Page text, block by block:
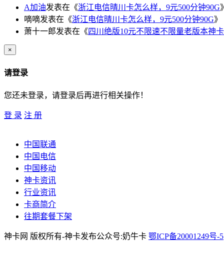
A加油发表在《浙江电信晴川卡怎么样，9元500分钟90G
嘀嘀发表在《浙江电信晴川卡怎么样，9元500分钟90G》
萧十一郎发表在《四川绝版10元不限速不限量老版本神
×
请登录
您还未登录，请登录后再进行相关操作！
登 录 注 册
中国联通
中国电信
中国移动
神卡资讯
行业资讯
卡商简介
往期套餐下架
神卡网 版权所有-神卡发布公众号:奶牛卡 鄂ICP备20001249号-5